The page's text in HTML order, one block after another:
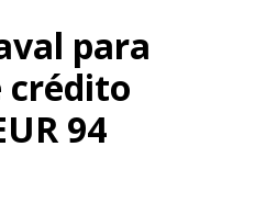
para
crédito
94